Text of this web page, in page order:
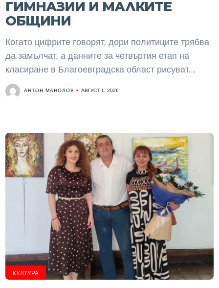
ГИМНАЗИИ И МАЛКИТЕ
ОБЩИНИ
Когато цифрите говорят, дори политиците трябва
да замълчат, а данните за четвъртия етап на
класиране в Благоевградска област рисуват...
АНТОН МАНОЛОВ АВГУСТ 1, 2026
КУЛТУРА